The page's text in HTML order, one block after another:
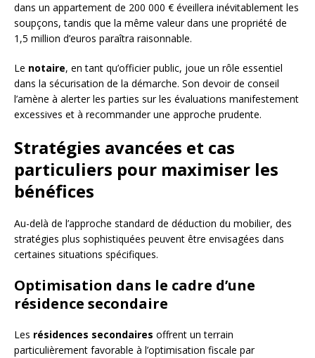
dans un appartement de 200 000 € éveillera inévitablement les
soupçons, tandis que la même valeur dans une propriété de
1,5 million d’euros paraîtra raisonnable.
Le notaire, en tant qu’officier public, joue un rôle essentiel
dans la sécurisation de la démarche. Son devoir de conseil
l’amène à alerter les parties sur les évaluations manifestement
excessives et à recommander une approche prudente.
Stratégies avancées et cas
particuliers pour maximiser les
bénéfices
Au-delà de l’approche standard de déduction du mobilier, des
stratégies plus sophistiquées peuvent être envisagées dans
certaines situations spécifiques.
Optimisation dans le cadre d’une
résidence secondaire
Les résidences secondaires offrent un terrain
particulièrement favorable à l’optimisation fiscale par